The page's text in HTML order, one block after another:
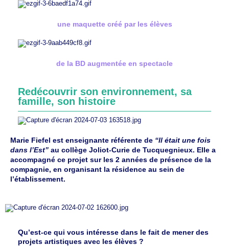
une maquette créé par les élèves
de la BD augmentée en spectacle
Redécouvrir son environnement, sa
famille, son histoire
Marie Fiefel est enseignante référente de “Il était une fois
dans l’Est” au collège Joliot-Curie de Tucquegnieux. Elle a
accompagné ce projet sur les 2 années de présence de la
compagnie, en organisant la résidence au sein de
l’établissement.
Qu’est-ce qui vous intéresse dans le fait de mener des
projets artistiques avec les élèves ?